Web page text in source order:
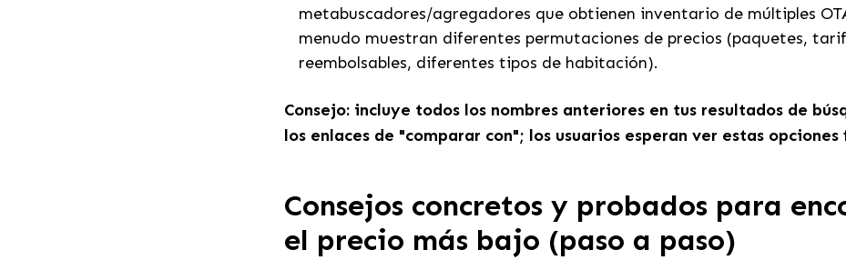
metabuscadores/agregadores que obtienen inventario de múltiples
menudo muestran diferentes permutaciones de precios (paquetes,
reembolsables, diferentes tipos de habitación).
Consejo: incluye todos los nombres anteriores en tus resultados de
los enlaces de "comparar con"; los usuarios esperan ver estas
Consejos concretos y probados para
el precio más bajo (paso a paso)